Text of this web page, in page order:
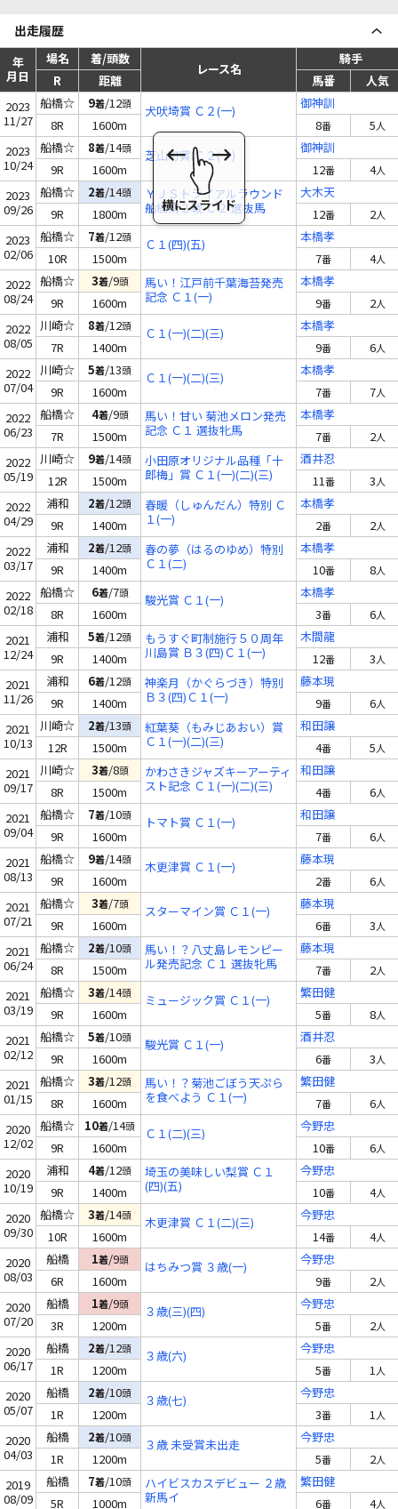
出走履歴
年
月日
場名 着/頭数
レース名
騎手
R
距離 馬番
人気
2023
11/27
船橋☆ 9着/12頭 犬吠埼賞 Ｃ２(一)
御神訓
8R
1600m 8番 5人
2023
10/24
船橋☆ 8着/14頭 芝山町賞 Ｃ２(一)
御神訓
9R
1600m 12番 4人
2023
09/26
船橋☆ 2着/14頭
ＹＪＳトライアルラウンド
船橋第２戦 Ｃ２ 選抜馬
大木天
9R
1800m 12番 2人
2023
02/06
船橋☆ 7着/12頭 Ｃ１(四)(五)
本橋孝
10R
1500m 7番 4人
2022
08/24
船橋☆ 3着/9頭
馬い！江戸前千葉海苔発売
記念 Ｃ１(一)
本橋孝
9R
1600m 9番 2人
2022
08/05
川崎☆ 8着/12頭 Ｃ１(一)(二)(三)
本橋孝
7R
1400m 9番 6人
2022
07/04
川崎☆ 5着/13頭 Ｃ１(一)(二)(三)
本橋孝
9R
1600m 7番 7人
2022
06/23
船橋☆ 4着/9頭
馬い！甘い 菊池メロン発売
記念 Ｃ１ 選抜牝馬
本橋孝
7R
1500m 7番 2人
2022
05/19
川崎☆ 9着/14頭
小田原オリジナル品種「十
郎梅」賞 Ｃ１(一)(二)(三)
酒井忍
12R
1500m 11番 3人
2022
04/29
浦和 2着/12頭
春暖（しゅんだん）特別 Ｃ
１(一)
本橋孝
9R
1400m 2番 2人
2022
03/17
浦和 2着/12頭
春の夢（はるのゆめ）特別
Ｃ１(二)
本橋孝
9R
1400m 10番 8人
2022
02/18
船橋☆ 6着/7頭 駿光賞 Ｃ１(一)
本橋孝
8R
1600m 3番 6人
2021
12/24
浦和 5着/12頭
もうすぐ町制施行５０周年
川島賞 Ｂ３(四)Ｃ１(一)
木間龍
9R
1400m 12番 3人
2021
11/26
浦和 6着/12頭
神楽月（かぐらづき）特別
Ｂ３(四)Ｃ１(一)
藤本現
9R
1400m 9番 6人
2021
10/13
川崎☆ 2着/13頭
紅葉葵（もみじあおい）賞
Ｃ１(一)(二)(三)
和田譲
12R
1500m 4番 5人
2021
09/17
川崎☆ 3着/8頭
かわさきジャズキーアーティ
スト記念 Ｃ１(一)(二)(三)
和田譲
8R
1500m 4番 6人
2021
09/04
船橋☆ 7着/10頭 トマト賞 Ｃ１(一)
和田譲
9R
1600m 7番 6人
2021
08/13
船橋☆ 9着/14頭 木更津賞 Ｃ１(一)
藤本現
9R
1600m 2番 6人
2021
07/21
船橋☆ 3着/7頭 スターマイン賞 Ｃ１(一)
藤本現
9R
1600m 6番 3人
2021
06/24
船橋☆ 2着/10頭
馬い！？八丈島レモンピー
ル発売記念 Ｃ１ 選抜牝馬
藤本現
8R
1500m 7番 2人
2021
03/19
船橋☆ 3着/14頭 ミュージック賞 Ｃ１(一)
繁田健
9R
1600m 5番 8人
2021
02/12
船橋☆ 5着/10頭 駿光賞 Ｃ１(一)
酒井忍
9R
1600m 6番 3人
2021
01/15
船橋☆ 3着/12頭
馬い！？菊池ごぼう天ぷら
を食べよう Ｃ１(一)
繁田健
8R
1600m 7番 6人
2020
12/02
船橋☆ 10着/14頭 Ｃ１(二)(三)
今野忠
9R
1600m 10番 6人
2020
10/19
浦和 4着/12頭
埼玉の美味しい梨賞 Ｃ１
(四)(五)
今野忠
9R
1400m 10番 4人
2020
09/30
船橋☆ 3着/14頭 木更津賞 Ｃ１(二)(三)
今野忠
10R
1600m 14番 4人
2020
08/03
船橋 1着/9頭 はちみつ賞 ３歳(一)
今野忠
6R
1600m 9番 2人
2020
07/20
船橋 1着/9頭 ３歳(三)(四)
今野忠
3R
1200m 5番 2人
2020
06/17
船橋 2着/12頭 ３歳(六)
今野忠
1R
1200m 5番 1人
2020
05/07
船橋 2着/10頭 ３歳(七)
今野忠
1R
1200m 3番 1人
2020
04/03
船橋 2着/10頭 ３歳 未受賞未出走
今野忠
1R
1200m 5番 2人
2019
08/09
船橋 7着/10頭
ハイビスカスデビュー ２歳
新馬イ
繁田健
5R
1000m 6番 4人